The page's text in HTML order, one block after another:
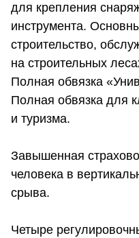
для крепления
инструмента.
строительство,
на строительных
Полная обвязка
Полная обвязка для
и туризма.
Завышенная
человека в
срыва.
Четыре